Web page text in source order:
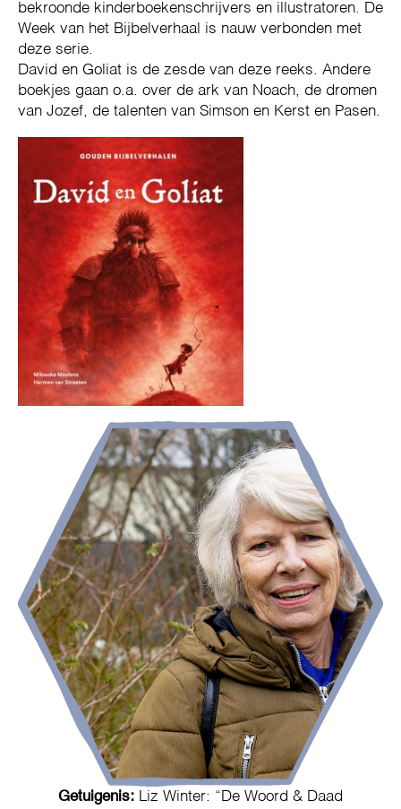
bekroonde kinderboekenschrijvers en illustratoren. De
Week van het Bijbelverhaal is nauw verbonden met
deze serie.
David en Goliat is de zesde van deze reeks. Andere
boekjes gaan o.a. over de ark van Noach, de dromen
van Jozef, de talenten van Simson en Kerst en Pasen.
Getuigenis: Liz Winter: “De Woord & Daad